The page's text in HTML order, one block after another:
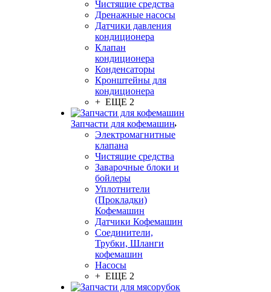
Чистящие средства
Дренажные насосы
Датчики давления
кондиционера
Клапан
кондиционера
Конденсаторы
Кронштейны для
кондиционера
+ ЕЩЕ 2
Запчасти для кофемашин
Электромагнитные
клапана
Чистящие средства
Заварочные блоки и
бойлеры
Уплотнители
(Прокладки)
Кофемашин
Датчики Кофемашин
Соединители,
Трубки, Шланги
кофемашин
Насосы
+ ЕЩЕ 2